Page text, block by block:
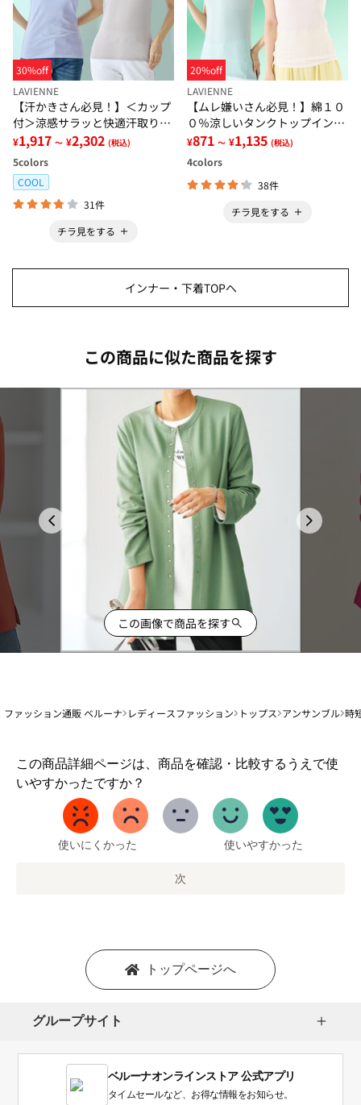
30%off
LAVIENNE
【汗かきさん必見！】＜カップ
付＞涼感サラッと快適汗取りタ
ンクトップインナー＜さらりラ
ボ＞
¥1,917 ～ ¥2,302 (税込)
5colors
COOL
31件
チラ見をする
20%off
LAVIENNE
【ムレ嫌いさん必見！】綿１０
０％涼しいタンクトップインナ
ー＜さらりラボ＞
¥871 ～ ¥1,135 (税込)
4colors
38件
チラ見をする
インナー・下着TOPへ
この商品に似た商品を探す
この画像で商品を探す
ファッション通販 ベルーナ レディースファッション トップス アンサンブル 時
この商品詳細ページは、商品を確認・比較するうえで使
いやすかったですか？
1
か
使いにくかった 使いやすかった
次
トップページへ
グループサイト
ベルーナオンラインストア 公式アプリ
タイムセールなど、お得な情報をお知らせ。